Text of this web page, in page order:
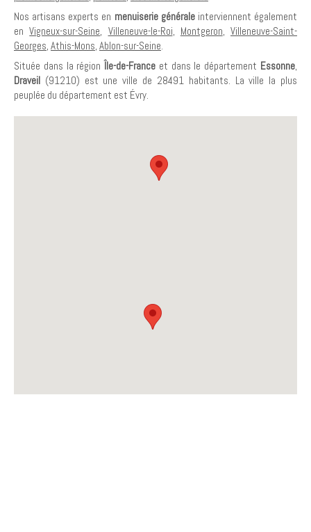
Nos artisans experts en menuiserie généraleinterviennent également
enVigneux-sur-Seine Villeneuve-le-Roi Montgeron
Villeneuve-Saint-
Georges Athis-Mons Ablon-sur-Seine
Située dans la régionÎle-de-France et dans le département Essonne
Draveil (91210) est une ville de 28491 habitants. La ville la plus
peuplée du département est Évry.